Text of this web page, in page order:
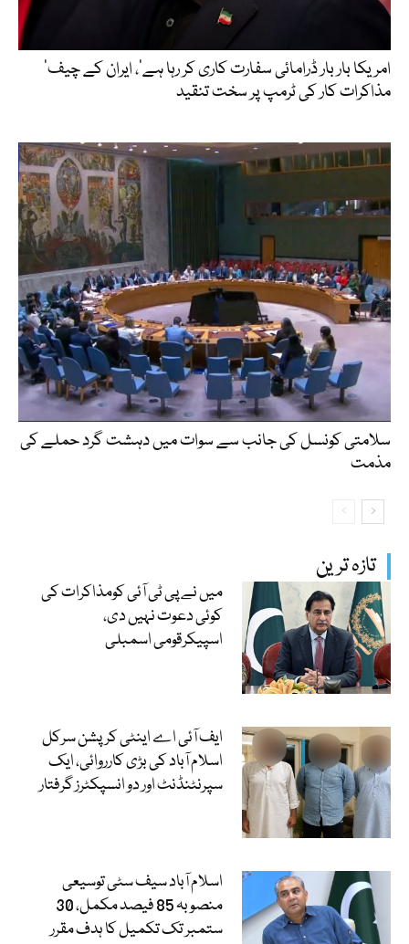
تازہ ترین
میں نے پی ٹی آئی کومذاکرات کی
کوئی دعوت نہیں دی،
اسپیکرقومی اسمبلی
ایف آئی اے اینٹی کرپشن سرکل
اسلام آباد کی بڑی کارروائی، ایک
سپرنٹنڈنٹ اور دو انسپکٹرز گرفتار
اسلام آباد سیف سٹی توسیعی
منصوبہ 85 فیصد مکمل، 30
ستمبر تک تکمیل کا ہدف مقرر
’امریکا بار بار ڈرامائی سفارت کاری کر رہا ہے‘، ایران کے چیف
مذاکرات کار کی ٹرمپ پر سخت تنقید
سلامتی کونسل کی جانب سے سوات میں دہشت گرد حملے کی
مذمت